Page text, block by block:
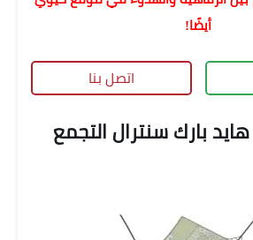
أيضًا!
اتصل بنا
بارك سنترال التجمع